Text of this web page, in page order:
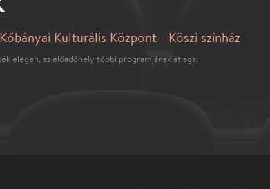
Kulturális Központ - Köszi színház
elegen, az előadóhely többi programjának átlaga: